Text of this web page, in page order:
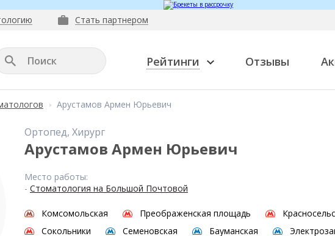
Стать партнером
Рейтинги Отзывы
Арустамов Армен Юрьевич
Ортопед, Хирург
Арустамов Армен Юрьевич
Место работы:
- Стоматология на Большой Почтовой
Комсомольская Преображенская площадь
Сокольники
Семеновская Бауманская